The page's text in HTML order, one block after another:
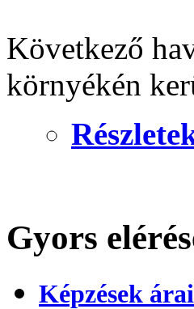
Következő
környékén
Gyors
Képzések